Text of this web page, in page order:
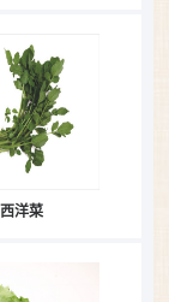
西洋菜